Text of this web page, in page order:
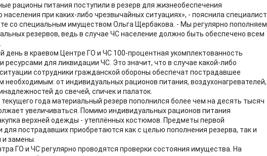
рационы питания поступили в резерв для жизнеобеспечения
населения при каких-либо чрезвычайных ситуациях», - пояснила специалист
со специальным имуществом Ольга Щербакова. - Мы регулярно пополняем
резервов, ведь в случае ЧС население должно быть обеспечено всем
день в краевом Центре ГО и ЧС 100-процентная укомплектованность
ресурсами для ликвидации ЧС. Это значит, что в случае какой-либо
сотрудники гражданской обороны обеспечат пострадавшее
необходимым: от индивидуальных рационов питания, воздухонагревателей,
до свечей, спичек и палаток.
текущего года материальный резерв пополнился более чем на десять тысяч
увеличиваться. Помимо индивидуальных рационов питания
верхней одежды - утеплённых костюмов. Предметы первой
для пострадавших приобретаются как с целью пополнения резерва, так и
замены.
ГО и ЧС регулярно проводятся проверки состояния имущества. На